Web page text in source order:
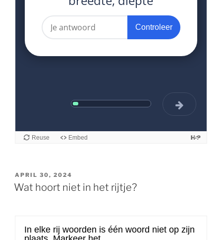
GEPLAATST
OP
APRIL 30, 2024
Wat hoort niet in het rijtje?